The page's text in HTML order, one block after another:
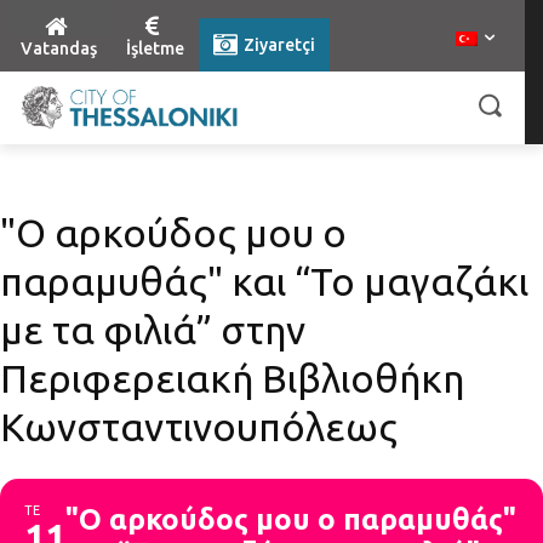
Vatandaş İşletme Ziyaretçi
"Ο αρκούδος μου ο
παραμυθάς" και “Το μαγαζάκι
με τα φιλιά” στην
Περιφερειακή Βιβλιοθήκη
Κωνσταντινουπόλεως
ΤΕ
"Ο αρκούδος μου ο παραμυθάς"